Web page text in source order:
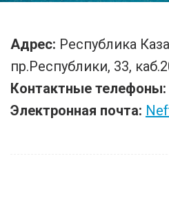
Адрес: Республика
пр.Республики, 33,
Контактные телефоны:
Электронная почта: